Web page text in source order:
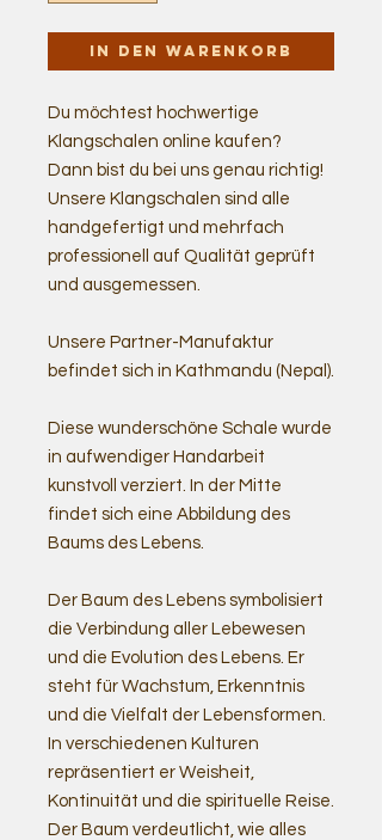
In den Warenkorb
Du möchtest hochwertige
Klangschalen online kaufen?
Dann bist du bei uns genau richtig!
Unsere Klangschalen sind alle
handgefertigt und mehrfach
professionell auf Qualität geprüft
und ausgemessen.
Unsere Partner-Manufaktur
befindet sich in Kathmandu (Nepal).
Diese wunderschöne Schale wurde
in aufwendiger Handarbeit
kunstvoll verziert. In der Mitte
findet sich eine Abbildung des
Baums des Lebens.
Der Baum des Lebens symbolisiert
die Verbindung aller Lebewesen
und die Evolution des Lebens. Er
steht für Wachstum, Erkenntnis
und die Vielfalt der Lebensformen.
In verschiedenen Kulturen
repräsentiert er Weisheit,
Kontinuität und die spirituelle Reise.
Der Baum verdeutlicht, wie alles